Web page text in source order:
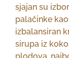
sjajan su
palačinke
izbalansiran
sirupa iz